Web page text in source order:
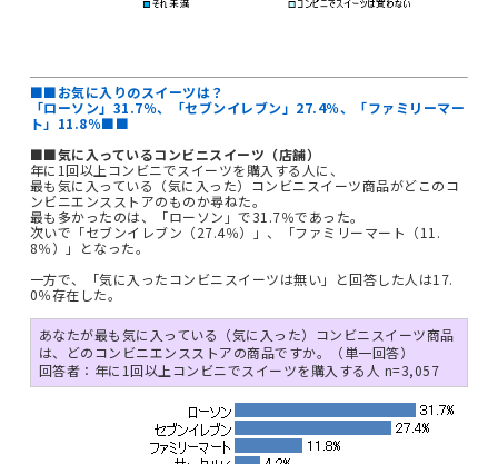
■■お気に入りのスイーツは？
「ローソン」31.7％、「セブンイレブン」27.4％、「ファミリーマー
ト」11.8％■■
■■気に入っているコンビニスイーツ（店舗）
年に1回以上コンビニでスイーツを購入する人に、
最も気に入っている（気に入った）コンビニスイーツ商品がどこのコ
ンビニエンスストアのものか尋ねた。
最も多かったのは、「ローソン」で31.7％であった。
次いで「セブンイレブン（27.4％）」、「ファミリーマート（11.
8％）」となった。
一方で、「気に入ったコンビニスイーツは無い」と回答した人は17.
0％存在した。
あなたが最も気に入っている（気に入った）コンビニスイーツ商品
は、どのコンビニエンスストアの商品ですか。（単一回答）
回答者：年に1回以上コンビニでスイーツを購入する人 n=3,057